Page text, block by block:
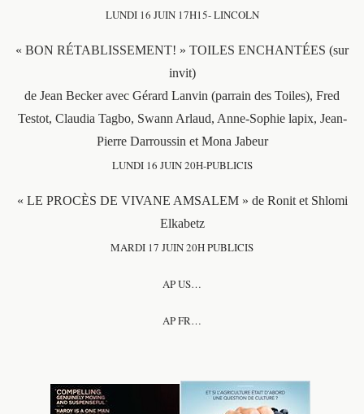
LUNDI 16 JUIN 17H15- LINCOLN
« BON RÉTABLISSEMENT! » TOILES ENCHANTÉES (sur
invit)
de Jean Becker avec Gérard Lanvin (parrain des Toiles), Fred
Testot, Claudia Tagbo, Swann Arlaud, Anne-Sophie lapix, Jean-
Pierre Darroussin et Mona Jabeur
LUNDI 16 JUIN 20H-PUBLICIS
« LE PROCÈS DE VIVANE AMSALEM » de Ronit et Shlomi
Elkabetz
MARDI 17 JUIN 20H PUBLICIS
AP US…
AP FR…